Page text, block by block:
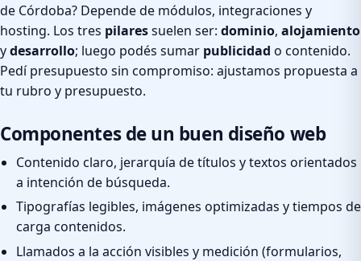
de Córdoba? Depende de módulos, integraciones y
hosting. Los tres pilaressuelen ser: dominio, alojamiento
ydesarrollo; luego podés sumar publicidad o contenido.
Pedí presupuesto sin compromiso: ajustamos propuesta a
tu rubro y presupuesto.
Componentes de un buen diseño web
Contenido claro, jerarquía de títulos y textos orientados
a intención de búsqueda.
Tipografías legibles, imágenes optimizadas y tiempos de
carga contenidos.
Llamados a la acción visibles y medición (formularios,